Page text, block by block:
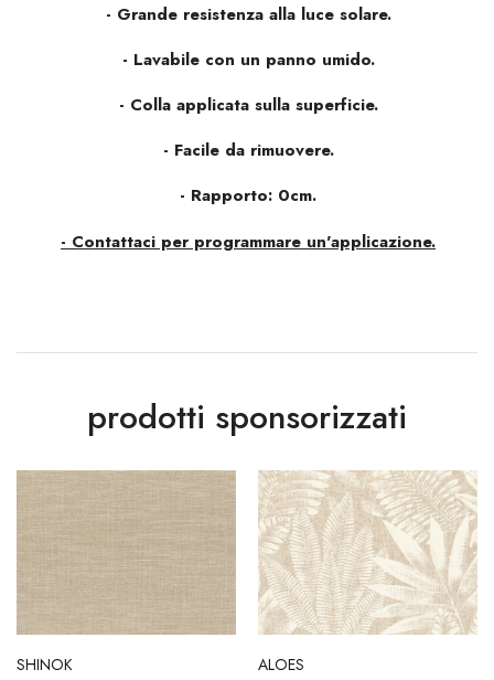
- Grande resistenza alla luce solare.
- Lavabile con un panno umido.
- Colla applicata sulla superficie.
- Facile da rimuovere.
- Rapporto: 0cm.
- Contattaci per programmare un'applicazione.
prodotti sponsorizzati
SHINOK ALOES